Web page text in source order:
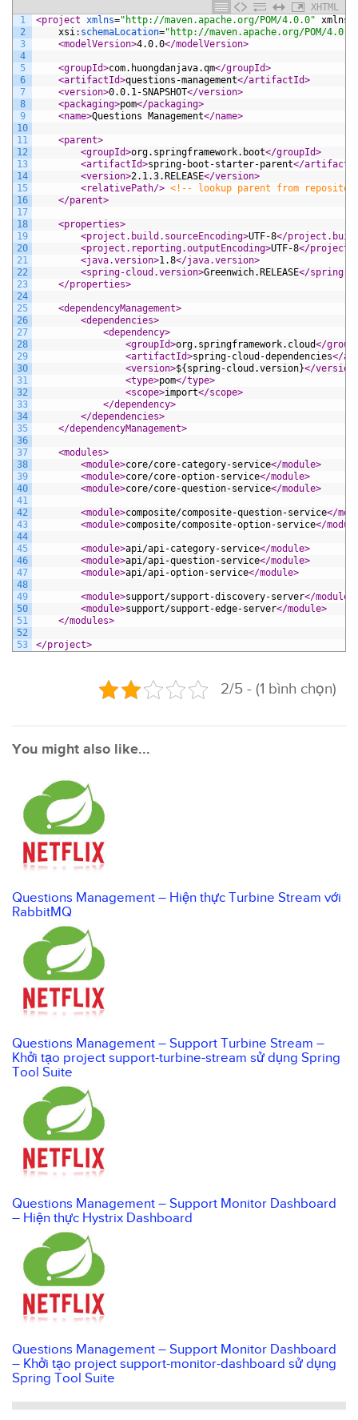
XHTML
1
2
3
4
5
6
7
8
9
10
11
12
13
14
15
16
17
18
19
20
21
22
23
24
25
26
27
28
29
30
31
32
33
34
35
36
37
38
39
40
41
42
43
44
45
46
47
48
49
50
51
52
53
<project xmlns="http://maven.apache.org/POM/4.0.0" xmlns
xsi : schemaLocation="http://maven.apache.org/POM/
<modelVersion>4.0.0</modelVersion>
<groupId>com.huongdanjava.qm</groupId>
<artifactId>questions-management</artifactId>
<version>0.0.1-SNAPSHOT</version>
<packaging>pom</packaging>
<name>Questions Management</name>
<parent>
<groupId>org.springframework.boot</groupId>
<artifactId>spring-boot-starter-parent</
<version>2.1.3.RELEASE</version>
<relativePath/> <!-- lookup parent from
</parent>
<properties>
<project.build.sourceEncoding>UTF-8</
<project.reporting.outputEncoding>UTF-8</
<java.version>1.8</java.version>
<spring-cloud.version>Greenwich.RELEASE</spring-
</properties>
<dependencyManagement>
<dependencies>
<dependency>
<groupId>org.springframework.cloud</
<artifactId>spring-cloud-dependencies</
<version>${spring-cloud.version}</
<type>pom</type>
<scope>import</scope>
</dependency>
</dependencies>
</dependencyManagement>
<modules>
<module>core/core-category-service</module>
<module>core/core-option-service</module>
<module>core/core-question-service</module>
<module>composite/composite-question-service</
<module>composite/composite-option-service</
<module>api/api-category-service</module>
<module>api/api-question-service</module>
<module>api/api-option-service</module>
<module>support/support-discovery-server</module>
<module>support/support-edge-server</module>
</modules>
</project>
2/5 - (1 bình chọn)
You might also like...
Questions Management – Hiện thực Turbine Stream với
RabbitMQ
Questions Management – Support Turbine Stream –
Khởi tạo project support-turbine-stream sử dụng Spring
Tool Suite
Questions Management – Support Monitor Dashboard
– Hiện thực Hystrix Dashboard
Questions Management – Support Monitor Dashboard
– Khởi tạo project support-monitor-dashboard sử dụng
Spring Tool Suite